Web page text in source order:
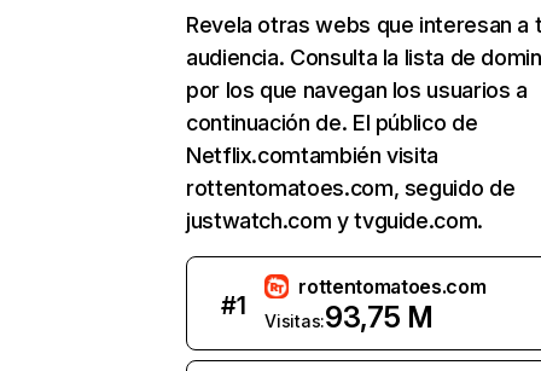
Revela otras webs que interesan a
audiencia. Consulta la lista de
por los que navegan los usuarios a
continuación de. El público de
Netflix.comtambién visita
rottentomatoes.com, seguido de
justwatch.com y tvguide.com.
#1
rottentomatoes.com
Visitas:93,75 M